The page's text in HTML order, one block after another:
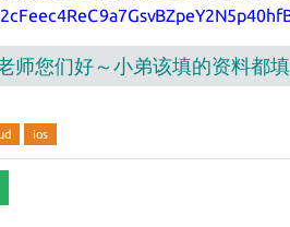
师您们好～小弟该填的资
ios